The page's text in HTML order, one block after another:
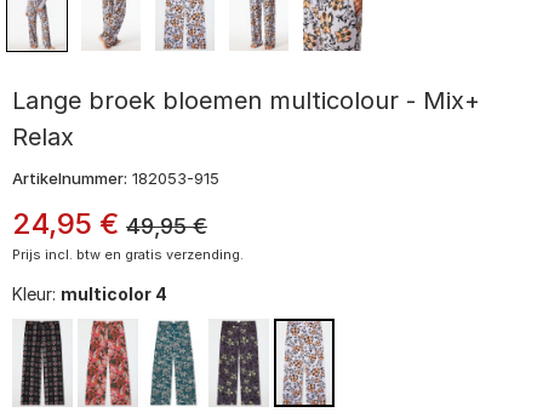
Lange broek bloemen multicolour - Mix+
Relax
Artikelnummer: 182053-915
24,95 € 49,95 €
Prijs incl. btw en gratis verzending.
Kleur: multicolor 4